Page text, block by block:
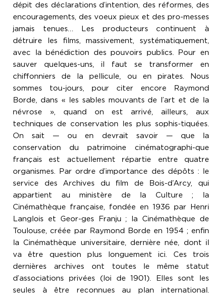
dépit des déclarations d’intention, des réformes, des
encouragements, des voeux pieux et des pro-messes
jamais tenues… Les producteurs continuent à
détruire les films, massivement, systématiquement,
avec la bénédiction des pouvoirs publics. Pour en
sauver quelques-uns, il faut se transformer en
chiffonniers de la pellicule, ou en pirates. Nous
sommes tou-jours, pour citer encore Raymond
Borde, dans « les sables mouvants de l’art et de la
névrose », quand on est arrivé, ailleurs, aux
techniques de conservation les plus sophis-tiquées.
On sait — ou en devrait savoir — que la
conservation du patrimoine cinématographi-que
français est actuellement répartie entre quatre
organismes. Par ordre d’importance des dépôts : le
service des Archives du film de Bois-d’Arcy, qui
appartient au ministère de la Culture ; la
Cinémathèque française, fondée en 1936 par Henri
Langlois et Geor-ges Franju ; la Cinémathèque de
Toulouse, créée par Raymond Borde en 1954 ; enfin
la Cinémathèque universitaire, dernière née, dont il
va être question plus longuement ici. Ces trois
dernières archives ont toutes le même statut
d’associations privées (loi de 1901). Elles sont les
seules à être reconnues au plan international.